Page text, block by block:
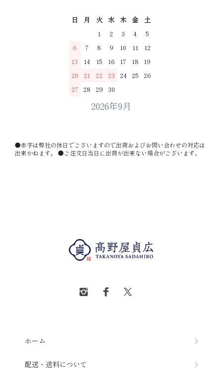
2026年9月
日 月 火 水 木 金
土
1
2 3 4
5
6
7 8 9 10 11
12
13
14 15 16 17 18
19
20
21 22 23 24 25 26
27 28 29 30
●赤字は弊社の休日でございますので出荷およびお問い合わせの対応は
出来かねます。 ●ご注文日当日に出荷が出来ない場合がございます。
ホーム
配送・送料について